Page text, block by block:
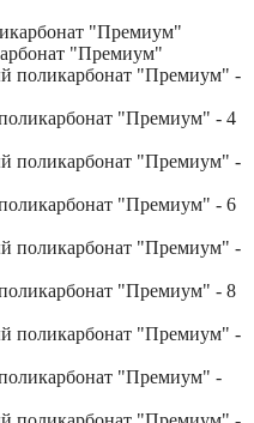
"Премиум"
"Премиум" - 4
"Премиум" - 6
"Премиум" - 8
"Премиум" -